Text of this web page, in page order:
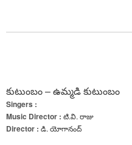
కుటుంబం – ఉమ్మడి కుటుంబం
Singers :
Music Director : టి.వి. రాజు
Director : డి. యోగానంద్